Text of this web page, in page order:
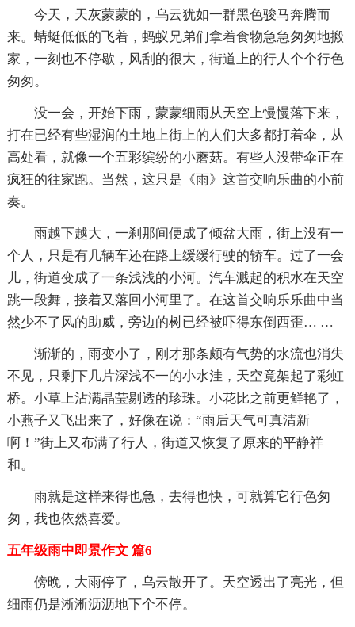
今天，天灰蒙蒙的，乌云犹如一群黑色骏马奔腾而
来。蜻蜓低低的飞着，蚂蚁兄弟们拿着食物急急匆匆地搬
家，一刻也不停歇，风刮的很大，街道上的行人个个行色
匆匆。
没一会，开始下雨，蒙蒙细雨从天空上慢慢落下来，
打在已经有些湿润的土地上街上的人们大多都打着伞，从
高处看，就像一个五彩缤纷的小蘑菇。有些人没带伞正在
疯狂的往家跑。当然，这只是《雨》这首交响乐曲的小前
奏。
雨越下越大，一刹那间便成了倾盆大雨，街上没有一
个人，只是有几辆车还在路上缓缓行驶的轿车。过了一会
儿，街道变成了一条浅浅的小河。汽车溅起的积水在天空
跳一段舞，接着又落回小河里了。在这首交响乐乐曲中当
然少不了风的助威，旁边的树已经被吓得东倒西歪… …
渐渐的，雨变小了，刚才那条颇有气势的水流也消失
不见，只剩下几片深浅不一的小水洼，天空竟架起了彩虹
桥。小草上沾满晶莹剔透的珍珠。小花比之前更鲜艳了，
小燕子又飞出来了，好像在说：“雨后天气可真清新
啊！”街上又布满了行人，街道又恢复了原来的平静祥
和。
雨就是这样来得也急，去得也快，可就算它行色匆
匆，我也依然喜爱。
五年级雨中即景作文 篇6
傍晚，大雨停了，乌云散开了。天空透出了亮光，但
细雨仍是淅淅沥沥地下个不停。